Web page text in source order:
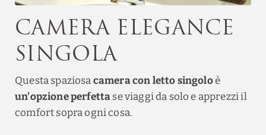
Camera Elegance
singola
Questa spaziosacamera con letto singoloè
un'opzione perfettase viaggi da solo e apprezzi il
comfort sopra ogni cosa.